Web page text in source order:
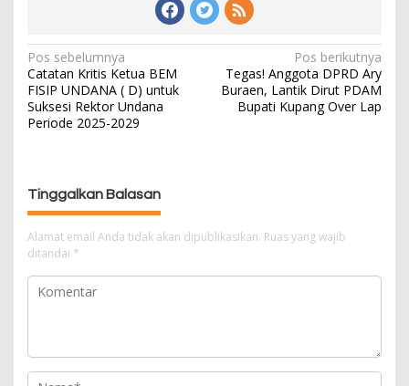
N
a
v
i
p
o
s
Pos sebelumnya
Catatan Kritis Ketua BEM
FISIP UNDANA ( D) untuk
Suksesi Rektor Undana
Periode 2025-2029
Pos berikutnya
Tegas! Anggota DPRD Ary
Buraen, Lantik Dirut PDAM
Bupati Kupang Over Lap
Tinggalkan Balasan
Alamat email Anda tidak akan dipublikasikan. Ruas yang wajib
ditandai *